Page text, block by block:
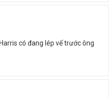
có đang lép vế trước ông